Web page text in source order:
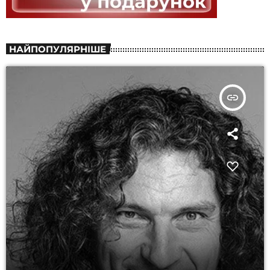
НАЙПОПУЛЯРНІШЕ
insert_link